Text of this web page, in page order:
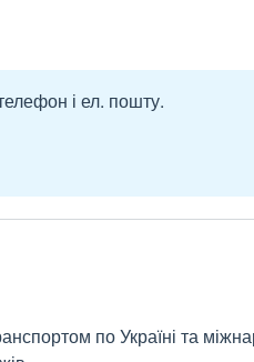
і ел. пошту.
по Україні та